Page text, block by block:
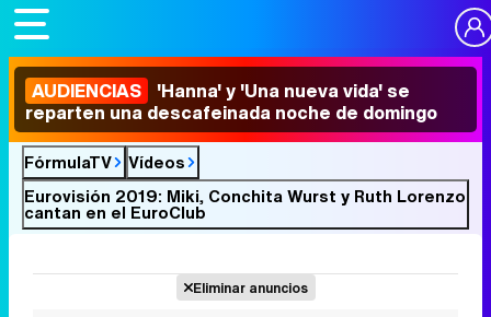
AUDIENCIAS 'Hanna' y 'Una nueva vida' se
reparten una descafeinada noche de domingo
FórmulaTV
Vídeos
Eurovisión 2019: Miki, Conchita Wurst y Ruth Lorenzo
cantan en el EuroClub
Eliminar anuncios